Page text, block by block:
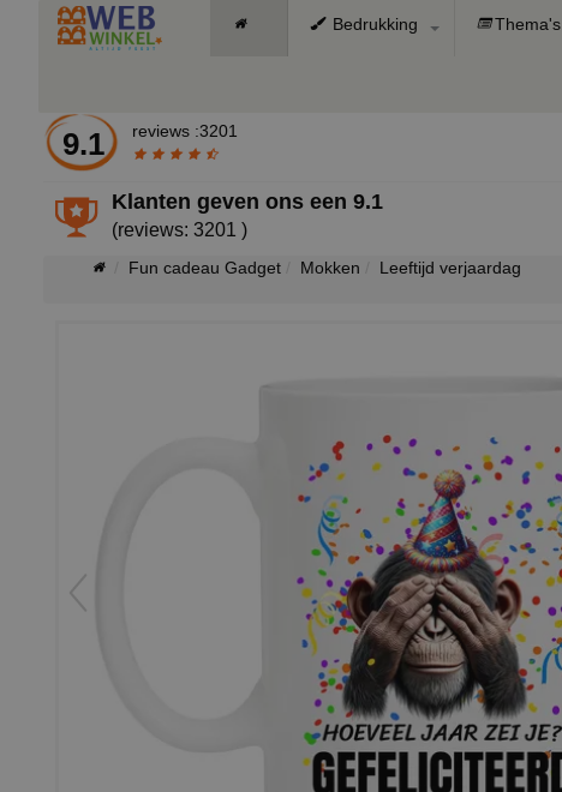
Bedrukking Thema's
9.1 reviews :3201
Klanten geven ons een9.1
(reviews: 3201 )
Fun cadeau Gadget Mokken Leeftijd verjaardag